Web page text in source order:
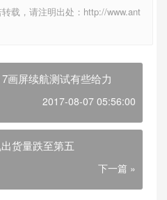
载，请注明出处：http://www.ant
画屏续航测试有些给力
2017-08-07 05:56:00
货量跌至第五
下一篇 »